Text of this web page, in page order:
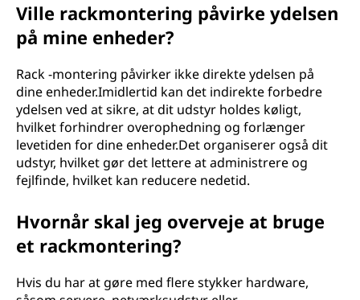
Ville rackmontering påvirke ydelsen
på mine enheder?
Rack -montering påvirker ikke direkte ydelsen på
dine enheder.Imidlertid kan det indirekte forbedre
ydelsen ved at sikre, at dit udstyr holdes køligt,
hvilket forhindrer overophedning og forlænger
levetiden for dine enheder.Det organiserer også dit
udstyr, hvilket gør det lettere at administrere og
fejlfinde, hvilket kan reducere nedetid.
Hvornår skal jeg overveje at bruge
et rackmontering?
Hvis du har at gøre med flere stykker hardware,